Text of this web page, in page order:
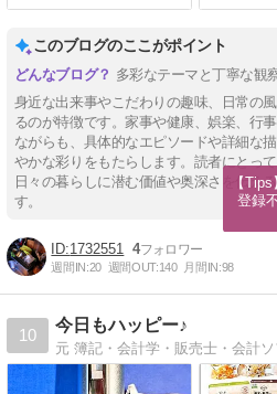
このブログのここがポイント
多彩なテーマと丁寧な観
身近な出来事やこだわりの趣味、日常の
るのが特徴です。家事や健康、娯楽、行
ながらも、具体的なエピソードや詳細な
やかな彩りをもたらします。読者にとっ
日々の暮らしに潜む価値や奥深さを伝え
す。
1732551 4
週間IN:20 週間OUT:140 月間IN:98
10
今日もハッピー♪
【
登録